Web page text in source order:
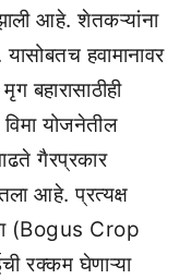
आहे. शेतकऱ्यांना
हवामानावर
बहारासाठीही
योजनेतील
गैरप्रकार
आहे. प्रत्यक्ष
(Bogus Crop
रक्कम घेणाऱ्या